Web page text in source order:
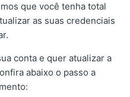
que você tenha total
as suas credenciais
conta e quer atualizar a
abaixo o passo a